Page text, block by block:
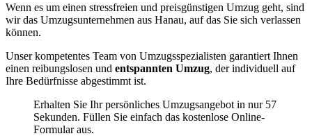
Wenn es um einen stressfreien und preisgünstigen Umzug geht, sind
wir das Umzugsunternehmen aus Hanau, auf das Sie sich verlassen
können.
Unser kompetentes Team von Umzugsspezialisten garantiert Ihnen
einen reibungslosen und entspannten Umzug, der individuell auf
Ihre Bedürfnisse abgestimmt ist.
Erhalten Sie Ihr persönliches Umzugsangebot in nur 57
Sekunden. Füllen Sie einfach das kostenlose Online-
Formular aus.